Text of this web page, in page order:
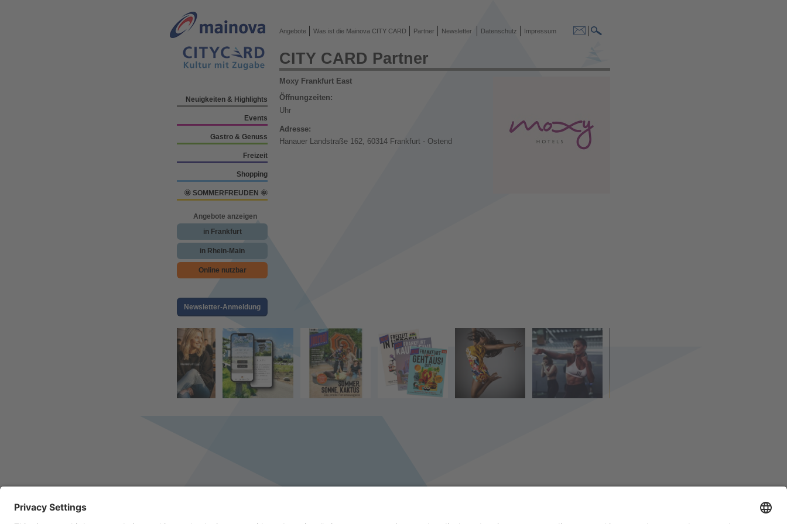
Neuigkeiten & Highlights
Events
Gastro & Genuss
Freizeit
Shopping
🌞 SOMMERFREUDEN 🌞
Angebote anzeigen
in Frankfurt
in Rhein-Main
Online nutzbar
Angebote Was ist die Mainova CITY CARD Partner Newsletter Datenschutz Impressum
CITY CARD Partner
Moxy Frankfurt East
Öffnungzeiten:
Uhr
Adresse:
Hanauer Landstraße 162, 60314 Frankfurt - Ostend